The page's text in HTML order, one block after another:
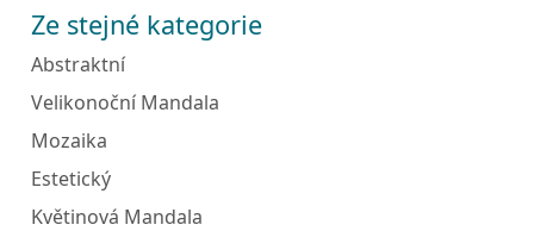
Ze stejné kategorie
Abstraktní
Velikonoční Mandala
Mozaika
Estetický
Květinová Mandala